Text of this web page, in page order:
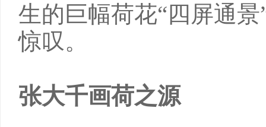
生的巨幅荷花“四屏通
惊叹。
张大千画荷之源